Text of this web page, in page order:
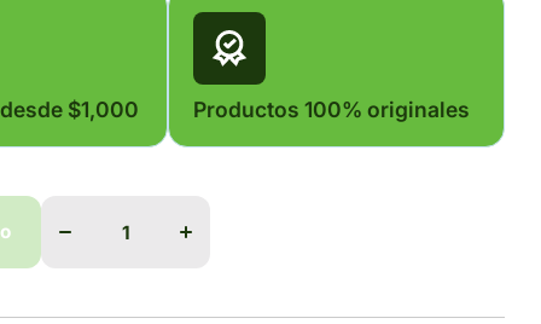
$1,000 Productos 100% originales